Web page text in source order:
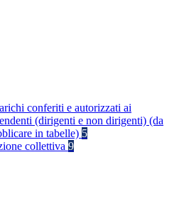
conferiti e autorizzati ai
(dirigenti e non dirigenti) (da
in tabelle) 5
collettiva 9